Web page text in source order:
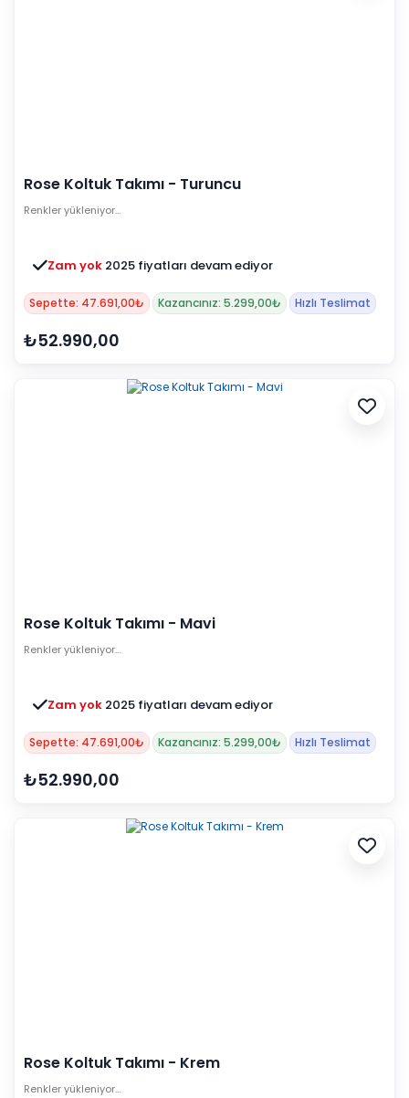
Rose Koltuk Takımı - Turuncu
Renkler yükleniyor…
Zam yok 2025 fiyatları devam ediyor
Sepette: 47.691,00₺ Kazancınız: 5.299,00₺ Hızlı Teslimat
₺52.990,00
Rose Koltuk Takımı - Mavi
Renkler yükleniyor…
Zam yok 2025 fiyatları devam ediyor
Sepette: 47.691,00₺ Kazancınız: 5.299,00₺ Hızlı Teslimat
₺52.990,00
Rose Koltuk Takımı - Krem
Renkler yükleniyor…